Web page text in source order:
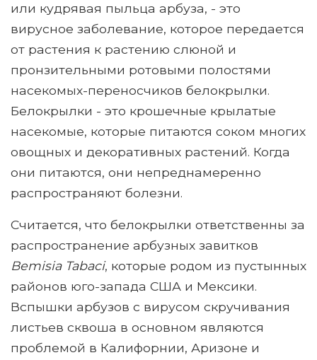
или кудрявая пыльца арбуза, - это
вирусное заболевание, которое передается
от растения к растению слюной и
пронзительными ротовыми полостями
насекомых-переносчиков белокрылки.
Белокрылки - это крошечные крылатые
насекомые, которые питаются соком многих
овощных и декоративных растений. Когда
они питаются, они непреднамеренно
распространяют болезни.
Считается, что белокрылки ответственны за
распространение арбузных завитков
Bemisia Tabaci, которые родом из пустынных
районов юго-запада США и Мексики.
Вспышки арбузов с вирусом скручивания
листьев сквоша в основном являются
проблемой в Калифорнии, Аризоне и